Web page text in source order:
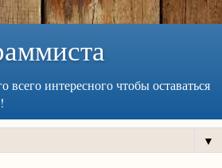
интересного чтобы оставаться
▼